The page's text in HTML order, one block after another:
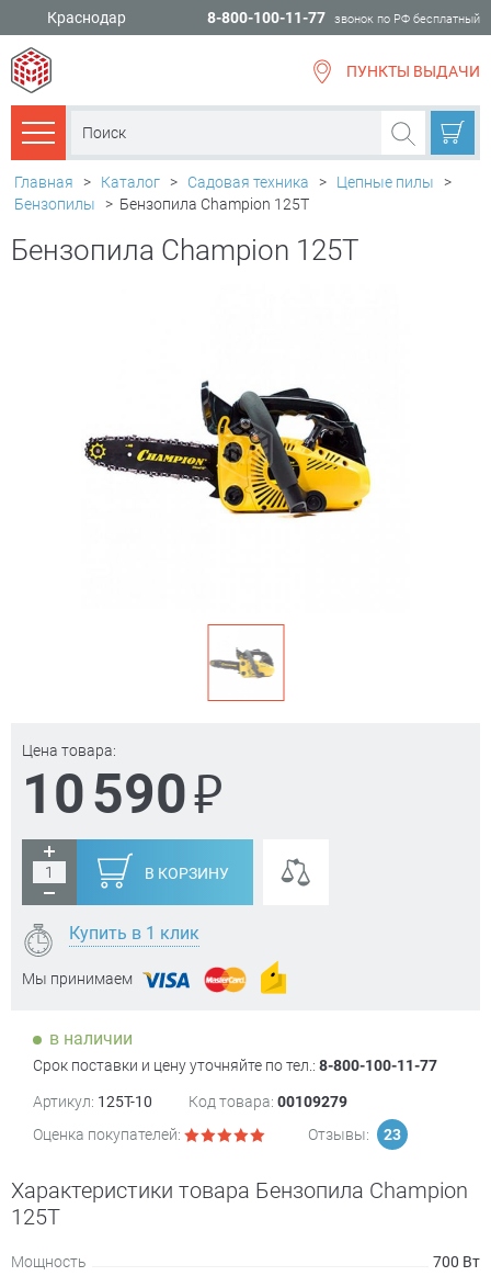
Краснодар 8-800-100-11-77 звонок по РФ бесплатный
ПУНКТЫ ВЫДАЧИ
Каталог товаров
Главная > Каталог > Садовая техника > Цепные пилы
>
Бензопилы
> Бензопила Champion 125T
Бензопила Champion 125T
Цена товара:
10 590₽
В КОРЗИНУ
Купить в 1 клик
Мы принимаем
в наличии
Срок поставки и цену уточняйте по тел.: 8-800-100-11-77
Артикул: 125T-10 Код товара: 00109279
Оценка покупателей:
Отзывы: 23
Характеристики товара Бензопила Champion
125T
Мощность
700 Вт